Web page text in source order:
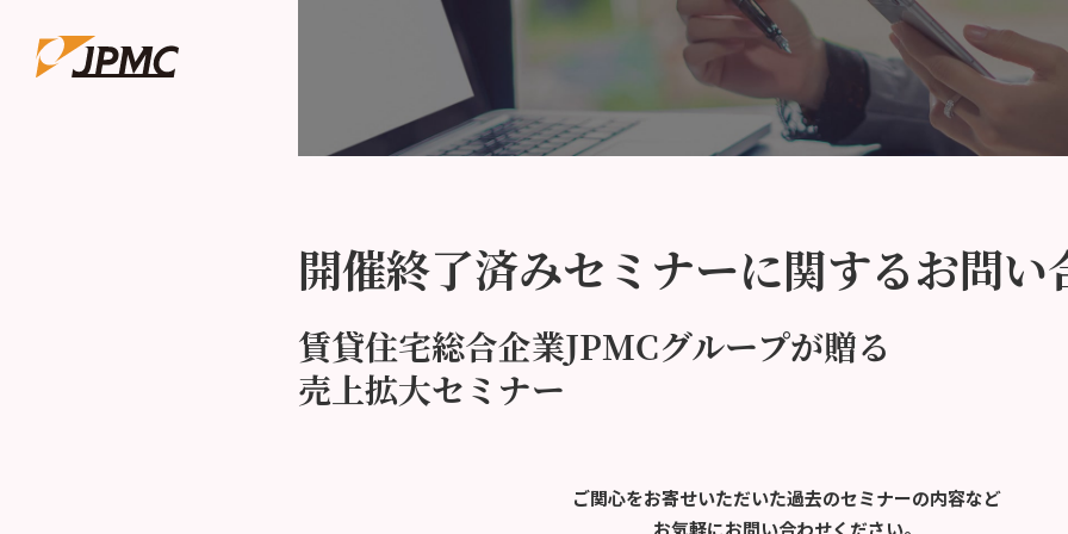
開催終了済みセミナーに関するお問い
賃貸住宅総合企業JPMCグループが贈る
売上拡大セミナー
ご関心をお寄せいただいた過去のセミナーの内容など
お気軽にお問い合わせください。